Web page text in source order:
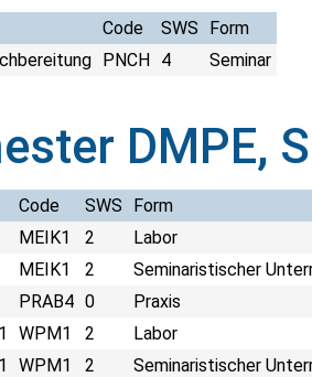
Code SWS
Form
PNCH 4 Seminar
DMPE,
Code SWS
Form
MEIK1 2
Labor
MEIK1 2
Seminaristischer
PRAB4 0
Praxis
WPM1 2
Labor
WPM1 2
Seminaristischer